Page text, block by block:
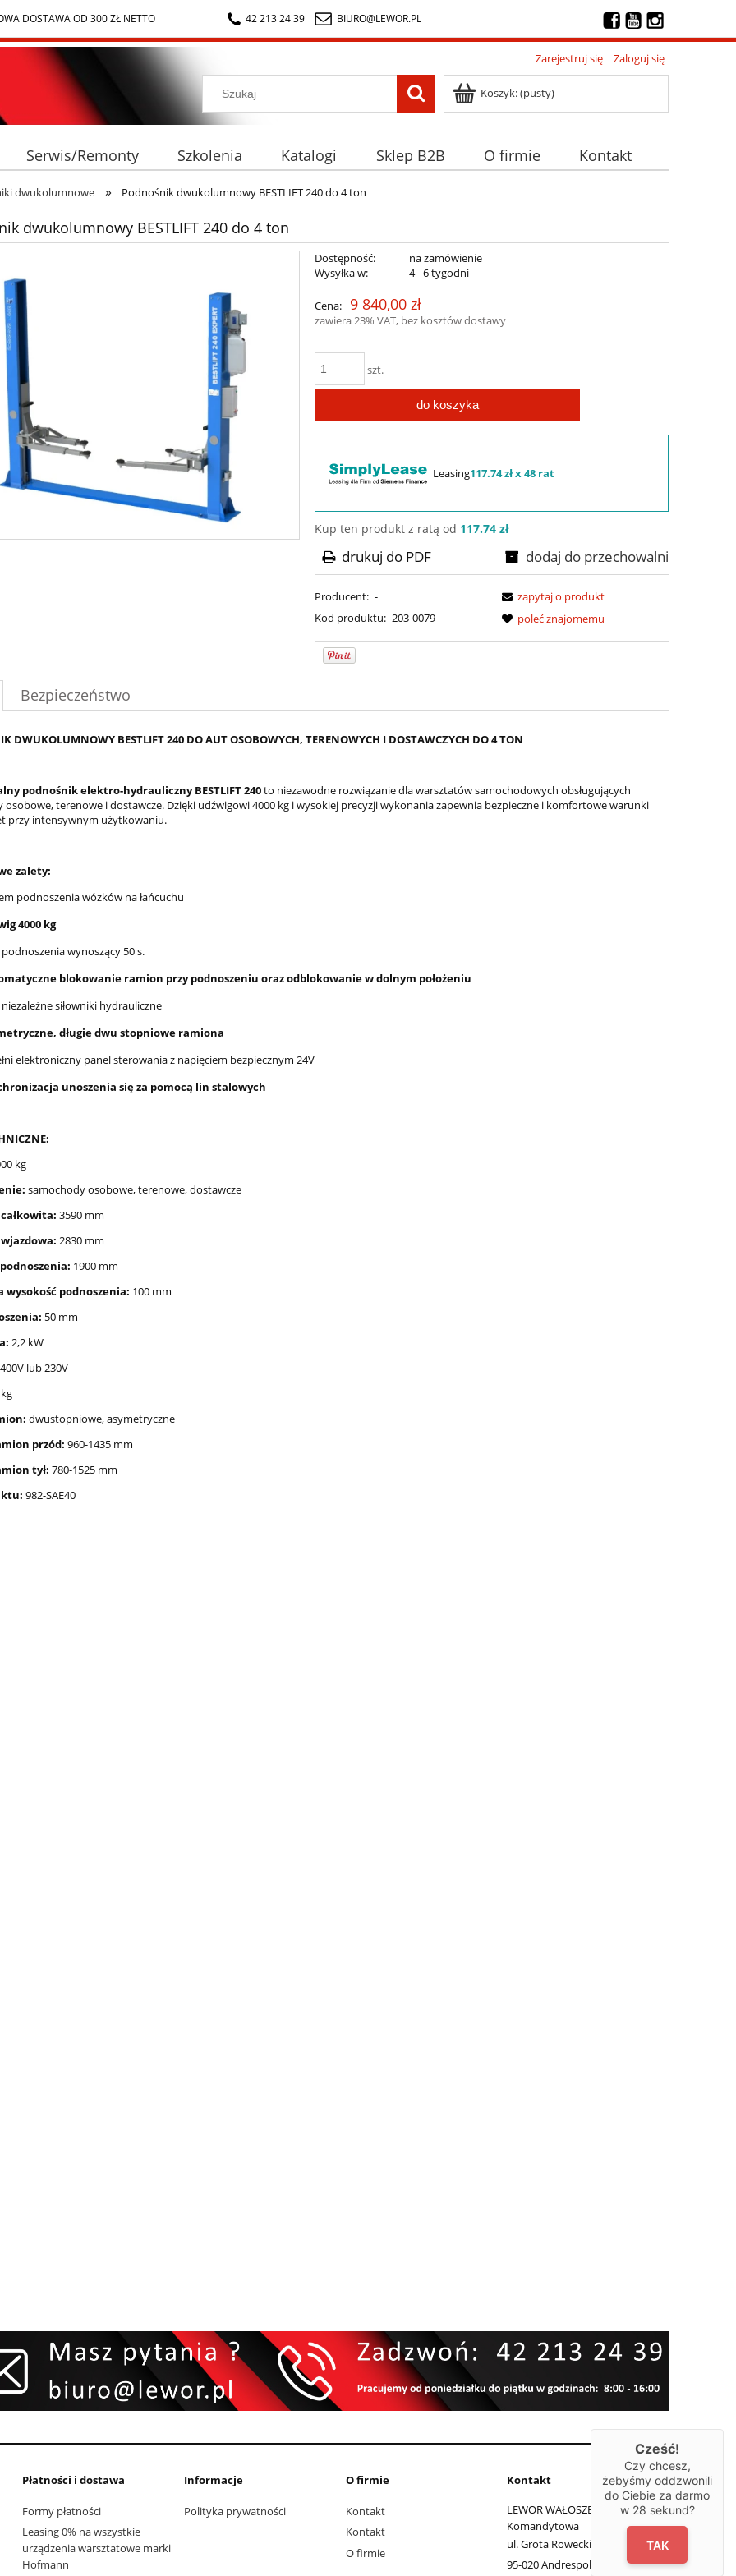
DOSTAWA OD 300 ZŁ NETTO 42 213 24 39 BIURO@LEWOR.PL
Zarejestruj się Zaloguj się
Koszyk:(pusty)
Serwis/Remonty Szkolenia Katalogi Sklep B2B O firmie Kontakt
dwukolumnowe » Podnośnik dwukolumnowy BESTLIFT 240 do 4 ton
do wkładów
PSO HC 1000
dwukolumnowy BESTLIFT 240 do 4 ton
Dostępność:
na zamówienie
Wysyłka w:
4 - 6 tygodni
Cena: 9 840,00 zł
zawiera 23% VAT, bez kosztów dostawy
szt.
do koszyka
Leasing117.74 zł x 48 rat
Kup ten produkt z ratą od 117.74 zł
dodaj do przechowalni
drukuj do PDF
Producent: -
Kod produktu: 203-0079
zapytaj o produkt
poleć znajomemu
Bezpieczeństwo
DWUKOLUMNOWY BESTLIFT 240 DO AUT OSOBOWYCH, TERENOWYCH I DOSTAWCZYCH DO 4 TON
podnośnik elektro-hydrauliczny BESTLIFT 240to niezawodne rozwiązanie dla warsztatów samochodowych obsługujących
osobowe, terenowe i dostawcze. Dzięki udźwigowi 4000 kg i wysokiej precyzji wykonania zapewnia bezpieczne i komfortowe warunki
przy intensywnym użytkowaniu.
zalety:
podnoszenia wózków na łańcuchu
4000 kg
podnoszenia wynoszący 50 s.
blokowanie ramion przy podnoszeniu oraz odblokowanie w dolnym położeniu
siłowniki hydrauliczne
długie dwu stopniowe ramiona
elektroniczny panel sterowania z napięciem bezpiecznym 24V
unoszenia się za pomocą lin stalowych
kg
samochody osobowe, terenowe, dostawcze
3590 mm
2830 mm
1900 mm
wysokość podnoszenia: 100 mm
50 mm
2,2 kW
400V lub 230V
dwustopniowe, asymetryczne
przód: 960-1435 mm
tył: 780-1525 mm
982-SAE40
Płatności i dostawa
Formy płatności
Leasing 0% na wszystkie
urządzenia warsztatowe marki
Hofmann
Informacje
Polityka prywatności
O firmie
Kontakt
Kontakt
O firmie
Kontakt
LEWOR WAŁOSZEK Spółka
Komandytowa
ul. Grota Roweckiego 11
95-020 Andrespol, łódzkie
Cześć!
Czy chcesz,
żebyśmy oddzwonili
do Ciebie za darmo
w 28 sekund?
TAK